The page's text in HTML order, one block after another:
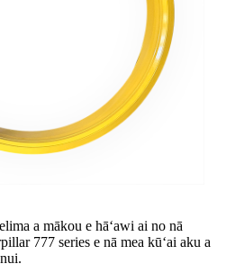
a mākou e hāʻawi ai no nā
777 series e nā mea kūʻai aku a